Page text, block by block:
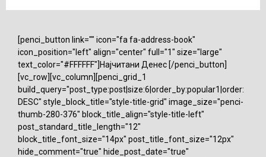
[penci_button link="" icon="fa fa-address-book"
icon_position="left" align="center" full="1" size="large"
text_color="#FFFFFF"]Најчитани Денес [/penci_button]
[vc_row][vc_column][penci_grid_1
build_query="post_type:post|size:6|order_by:popular1|order:
DESC" style_block_title="style-title-grid" image_size="penci-
thumb-280-376" block_title_align="style-title-left"
post_standard_title_length="12"
block_title_font_size="14px" post_title_font_size="12px"
hide_comment="true" hide_post_date="true"